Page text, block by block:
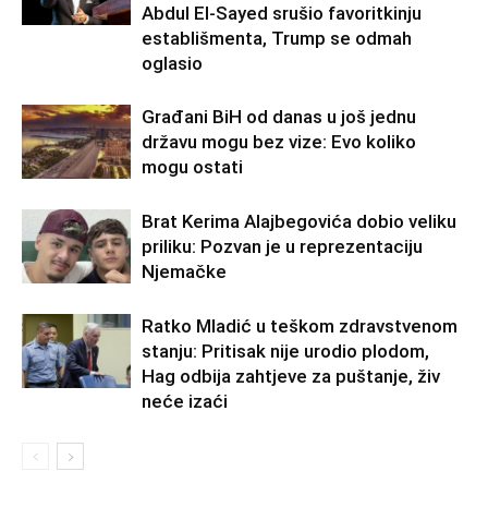
Abdul El-Sayed srušio favoritkinju
establišmenta, Trump se odmah
oglasio
Građani BiH od danas u još jednu
državu mogu bez vize: Evo koliko
mogu ostati
Brat Kerima Alajbegovića dobio veliku
priliku: Pozvan je u reprezentaciju
Njemačke
Ratko Mladić u teškom zdravstvenom
stanju: Pritisak nije urodio plodom,
Hag odbija zahtjeve za puštanje, živ
neće izaći